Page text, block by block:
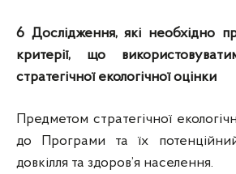
6 Дослідження, які необхідно
критерії, що
стратегічної екологічної оцінки
Предметом стратегічної
до Програми та їх
довкілля та здоров’я населення.